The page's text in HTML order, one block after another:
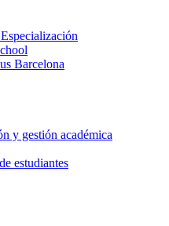
Barcelona
y gestión académica
estudiantes